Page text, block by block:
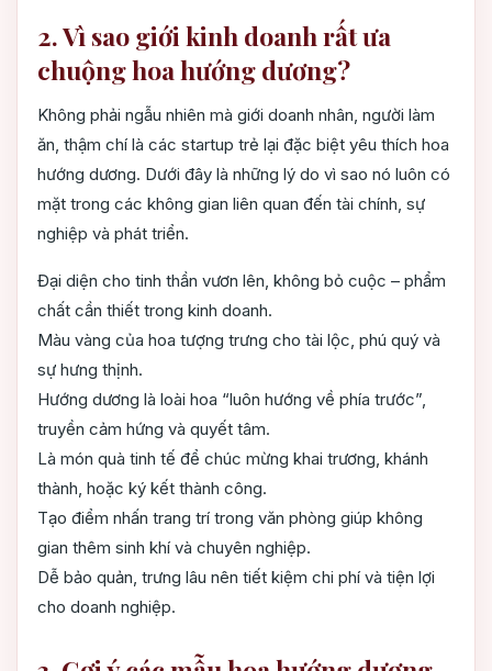
2. Vì sao giới kinh doanh rất ưa
chuộng hoa hướng dương?
Không phải ngẫu nhiên mà giới doanh nhân, người làm
ăn, thậm chí là các startup trẻ lại đặc biệt yêu thích hoa
hướng dương. Dưới đây là những lý do vì sao nó luôn có
mặt trong các không gian liên quan đến tài chính, sự
nghiệp và phát triển.
Đại diện cho tinh thần vươn lên, không bỏ cuộc – phẩm
chất cần thiết trong kinh doanh.
Màu vàng của hoa tượng trưng cho tài lộc, phú quý và
sự hưng thịnh.
Hướng dương là loài hoa “luôn hướng về phía trước”,
truyền cảm hứng và quyết tâm.
Là món quà tinh tế để chúc mừng khai trương, khánh
thành, hoặc ký kết thành công.
Tạo điểm nhấn trang trí trong văn phòng giúp không
gian thêm sinh khí và chuyên nghiệp.
Dễ bảo quản, trưng lâu nên tiết kiệm chi phí và tiện lợi
cho doanh nghiệp.